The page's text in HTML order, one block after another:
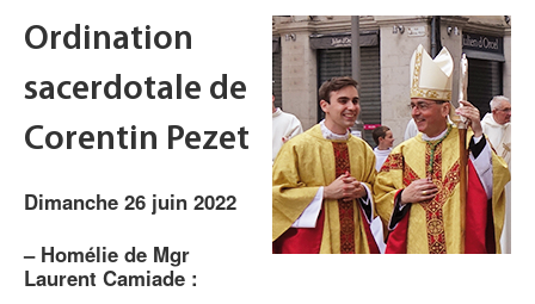
Agenda diocésain
Ordination
sacerdotale de
Corentin Pezet
Dimanche 26 juin 2022
– Homélie de Mgr
Laurent Camiade :